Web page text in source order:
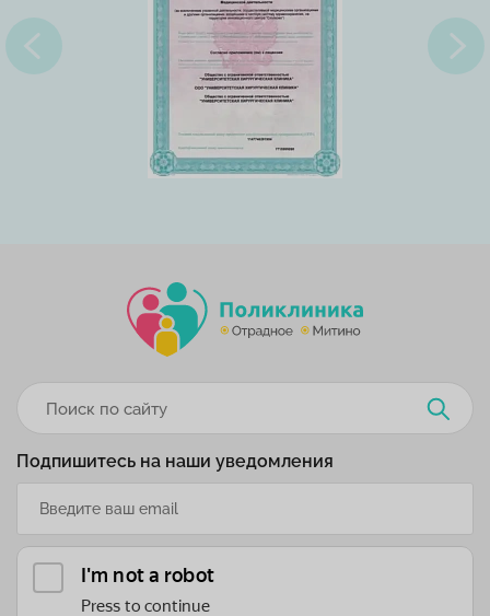
Подпишитесь на наши уведомления